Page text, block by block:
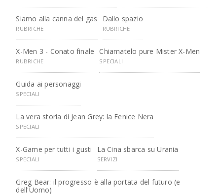
Siamo alla canna del gas
RUBRICHE
Dallo spazio
RUBRICHE
X-Men 3 - Conato finale
RUBRICHE
Chiamatelo pure Mister X-Men
SPECIALI
Guida ai personaggi
SPECIALI
La vera storia di Jean Grey: la Fenice Nera
SPECIALI
X-Game per tutti i gusti
SPECIALI
La Cina sbarca su Urania
SERVIZI
Greg Bear: il progresso è alla portata del futuro (e
dell'Uomo)